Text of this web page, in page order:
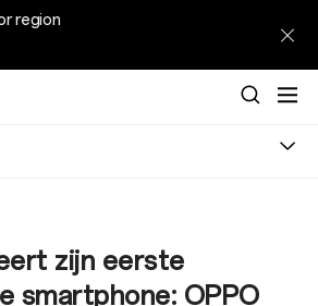
region
zijn eerste
smartphone: OPPO